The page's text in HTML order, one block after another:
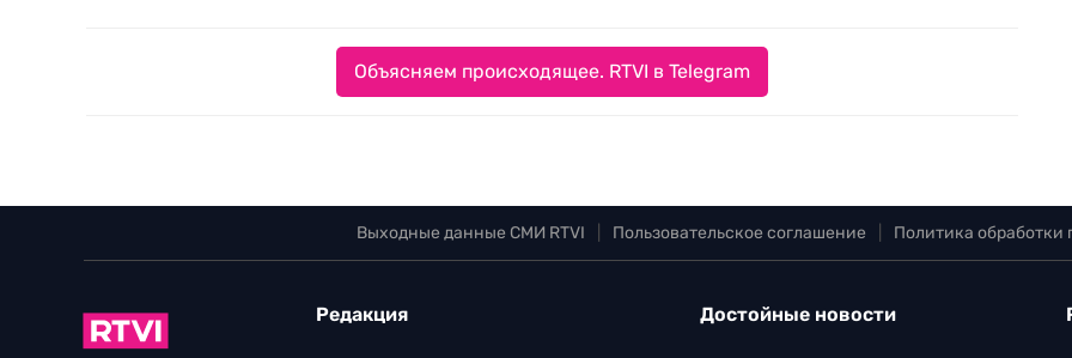
Объясняем происходящее. RTVI в Telegram
Выходные данные СМИ RTVI Пользовательское соглашение Политика
Редакция Достойные новости